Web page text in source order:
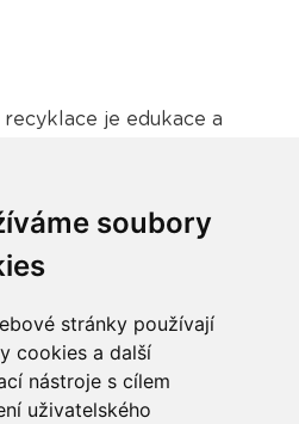
soubory
stránky používají
cookies a další
nástroje s cílem
uživatelského
je edukace a
zodpovědného
elektrozařízeními a